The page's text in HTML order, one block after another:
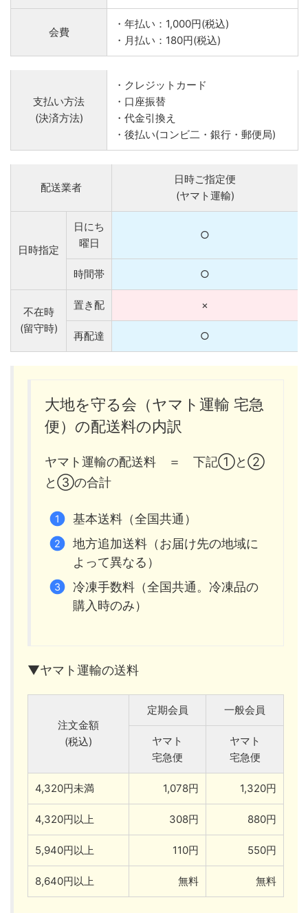
会費
・年払い：1,000円(税込)
・月払い：180円(税込)
支払い方法
(決済方法)
・クレジットカード
・口座振替
・代金引換え
・後払い(コンビ二・銀行・郵便局)
配送業者
日時ご指定便
(ヤマト運輸)
日時指定
日にち
曜日
○
時間帯 ○
不在時
(留守時)
置き配 ×
再配達 ○
大地を守る会（ヤマト運輸 宅急
便）の配送料の内訳
ヤマト運輸の配送料 ＝ 下記①と②
と③の合計
基本送料（全国共通）
地方追加送料（お届け先の地域に
よって異なる）
冷凍手数料（全国共通。冷凍品の
購入時のみ）
▼ヤマト運輸の送料
注文金額
(税込)
定期会員 一般会員
ヤマト
宅急便
ヤマト
宅急便
4,320円未満 1,078円 1,320円
4,320円以上 308円 880円
5,940円以上 110円 550円
8,640円以上 無料 無料